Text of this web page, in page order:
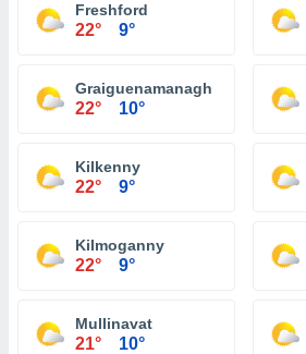
Freshford
22° 9°
Graiguenamanagh
22° 10°
Kilkenny
22° 9°
Kilmoganny
22° 9°
Mullinavat
21° 10°